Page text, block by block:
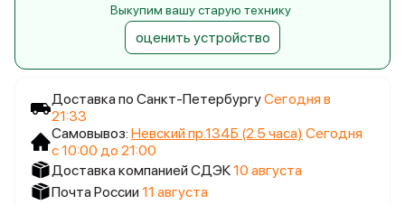
Доставка по Санкт-ПетербургуСегодня в
21:33
Самовывоз: Невский пр.134Б (2.5 часа) Сегодня
с 10:00 до 21:00
Доставка компанией СДЭК10 августа
Почта России 11 августа
Выкупим вашу старую технику
оценить устройство